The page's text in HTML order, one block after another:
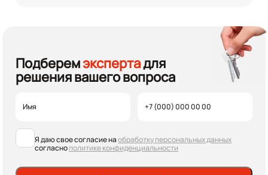
Подберемэкспертадля
решения вашего вопроса
Я даю свое согласие наобработку персональных данных
согласнополитике конфиденциальности